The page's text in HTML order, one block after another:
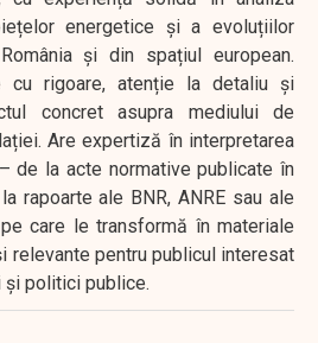
energetice și a evoluțiilor
și din spațiul european.
cu rigoare, atenție la detaliu și
concret asupra mediului de
Are expertiză în interpretarea
de la acte normative publicate în
rapoarte ale BNR, ANRE sau ale
care le transformă în materiale
relevante pentru publicul interesat
și politici publice.